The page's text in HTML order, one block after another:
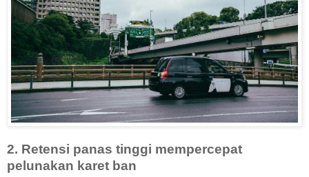
2. Retensi panas tinggi mempercepat
pelunakan karet ban